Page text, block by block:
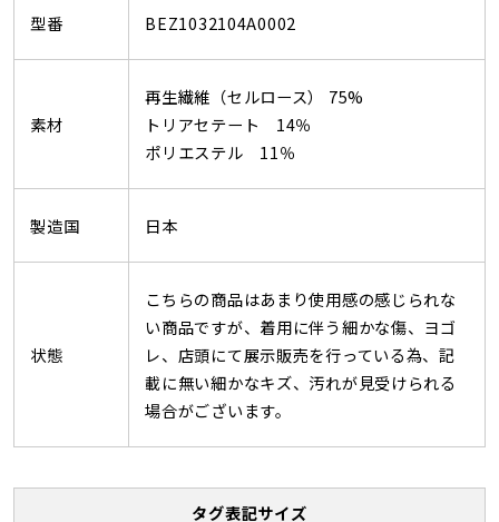
型番 BEZ1032104A0002
素材
再生繊維（セルロース） 75%
トリアセテート 14％
ポリエステル 11％
製造国 日本
状態
こちらの商品はあまり使用感の感じられな
い商品ですが、着用に伴う細かな傷、ヨゴ
レ、店頭にて展示販売を行っている為、記
載に無い細かなキズ、汚れが見受けられる
場合がございます。
タグ表記サイズ